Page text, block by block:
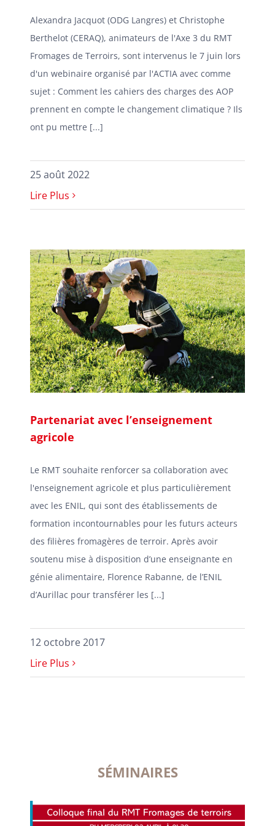
Alexandra Jacquot (ODG Langres) et Christophe
Berthelot (CERAQ), animateurs de l'Axe 3 du RMT
Fromages de Terroirs, sont intervenus le 7 juin lors
d'un webinaire organisé par l'ACTIA avec comme
sujet : Comment les cahiers des charges des AOP
prennent en compte le changement climatique ? Ils
ont pu mettre [...]
25 août 2022
Lire Plus
Partenariat avec l’enseignement
agricole
Le RMT souhaite renforcer sa collaboration avec
l'enseignement agricole et plus particulièrement
avec les ENIL, qui sont des établissements de
formation incontournables pour les futurs acteurs
des filières fromagères de terroir. Après avoir
soutenu mise à disposition d’une enseignante en
génie alimentaire, Florence Rabanne, de l’ENIL
d’Aurillac pour transférer les [...]
12 octobre 2017
Lire Plus
SÉMINAIRES